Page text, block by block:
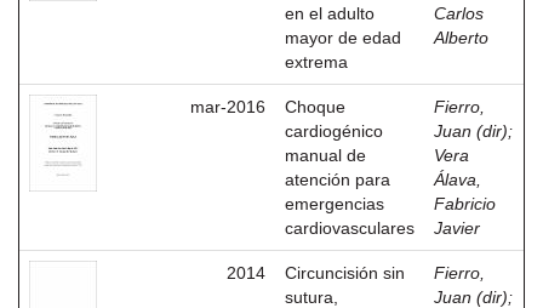
en el adulto
mayor de edad
extrema
Carlos
Alberto
mar-2016
Choque
cardiogénico
manual de
atención para
emergencias
cardiovasculares
Fierro,
Juan (dir);
Vera
Álava,
Fabricio
Javier
2014
Circuncisión sin
sutura,
Fierro,
Juan (dir);